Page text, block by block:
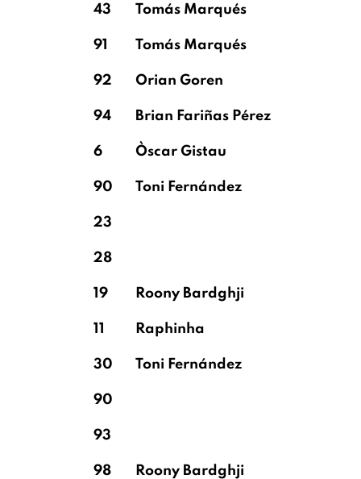
43 Tomás Marqués
91 Tomás Marqués
92 Orian Goren
94 Brian Fariñas Pérez
6 Òscar Gistau
90 Toni Fernández
23
28
19 Roony Bardghji
11 Raphinha
30 Toni Fernández
90
93
98 Roony Bardghji